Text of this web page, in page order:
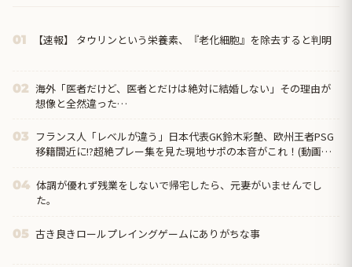
01 【速報】 タウリンという栄養素、『老化細胞』を除去すると判明
02 海外「医者だけど、医者とだけは絶対に結婚しない」その理由が
想像と全然違った…
03 フランス人「レベルが違う」日本代表GK鈴木彩艶、欧州王者PSG
移籍間近に!?超絶プレー集を見た現地サポの本音がこれ！(動画あ
04 体調が優れず残業をしないで帰宅したら、元妻がいませんでし
た。
05 古き良きロールプレイングゲームにありがちな事